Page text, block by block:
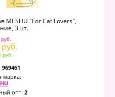
MESHU "For Cat Lovers",
3шт.
руб.
969461
марка:
опт: 2